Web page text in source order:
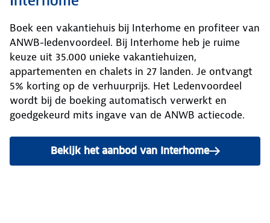
Boek een vakantiehuis bij Interhome en profiteer van
ANWB-ledenvoordeel. Bij Interhome heb je ruime
keuze uit 35.000 unieke vakantiehuizen,
appartementen en chalets in 27 landen. Je ontvangt
5% korting op de verhuurprijs. Het Ledenvoordeel
wordt bij de boeking automatisch verwerkt en
goedgekeurd mits ingave van de ANWB actiecode.
Bekijk het aanbod van Interhome